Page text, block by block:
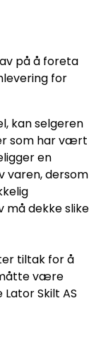
på å foreta
for
kan selgeren
som har vært
en
varen, dersom
må dekke slike
tiltak for å
være
Skilt AS